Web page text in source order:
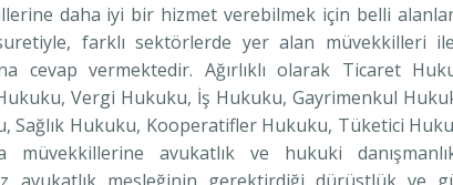
daha iyi bir hizmet verebilmek için belli
farklı sektörlerde yer alan müvekkilleri
cevap vermektedir. Ağırlıklı olarak Ticaret
Vergi Hukuku, İş Hukuku, Gayrimenkul
Sağlık Hukuku, Kooperatifler Hukuku, Tüketici
müvekkillerine avukatlık ve hukuki